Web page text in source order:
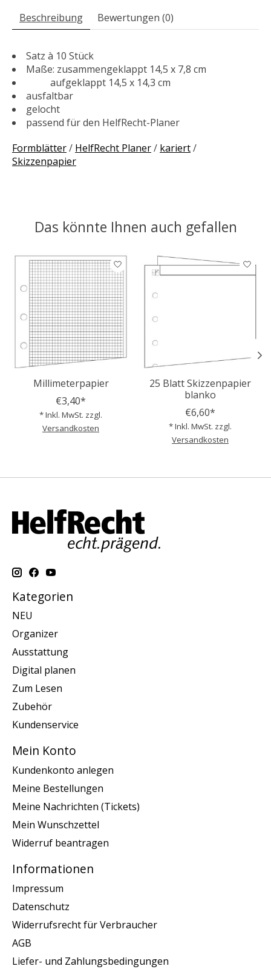
Beschreibung Bewertungen (0)
Satz à 10 Stück
Maße: zusammengeklappt 14,5 x 7,8 cm
aufgeklappt 14,5 x 14,3 cm
ausfaltbar
gelocht
passend für den HelfRecht-Planer
Formblätter/ HelfRecht Planer/ kariert/
Skizzenpapier
Das könnte Ihnen auch gefallen
Produkt-Karussell-Artikel
Millimeterpapier
€3,40*
* Inkl. MwSt. zzgl.
Versandkosten
25 Blatt Skizzenpapier
blanko
€6,60*
* Inkl. MwSt. zzgl.
Versandkosten
Kategorien
NEU
Organizer
Ausstattung
Digital planen
Zum Lesen
Zubehör
Kundenservice
Mein Konto
Kundenkonto anlegen
Meine Bestellungen
Meine Nachrichten (Tickets)
Mein Wunschzettel
Widerruf beantragen
Informationen
Impressum
Datenschutz
Widerrufsrecht für Verbraucher
AGB
Liefer- und Zahlungsbedingungen